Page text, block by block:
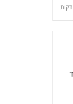
דקות